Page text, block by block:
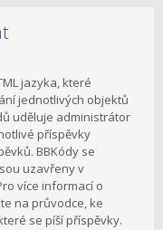
jazyka, které
jednotlivých objektů
uděluje administrátor
příspěvky
BBKódy se
uzavřeny v
více informací o
na průvodce, ke
se píší příspěvky.